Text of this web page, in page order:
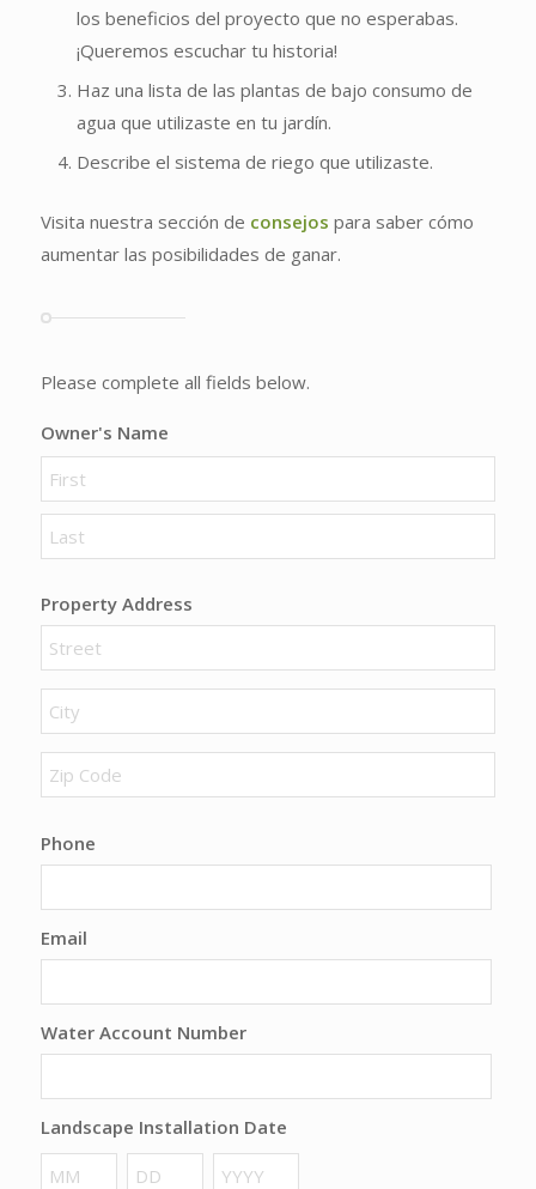
los beneficios del proyecto que no esperabas.
¡Queremos escuchar tu historia!
Haz una lista de las plantas de bajo consumo de
agua que utilizaste en tu jardín.
Describe el sistema de riego que utilizaste.
Visita nuestra sección de consejos para saber cómo
aumentar las posibilidades de ganar.
Please complete all fields below.
Owner's Name
First
Property Address
Phone
Email
Water Account Number
Landscape Installation Date